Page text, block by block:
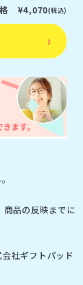
格 ¥4,070(税込)
品の反映までに
社ギフトパッド